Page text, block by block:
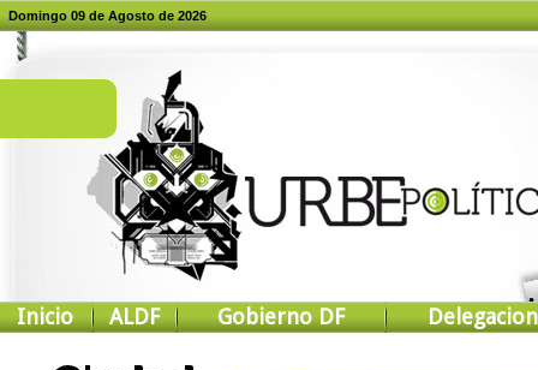
Domingo 09 de Agosto de 2026
Inicio ALDF Gobierno DF